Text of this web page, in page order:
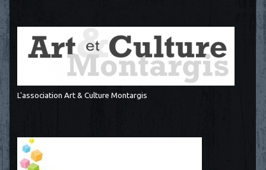
L'association Art & Culture Montargis